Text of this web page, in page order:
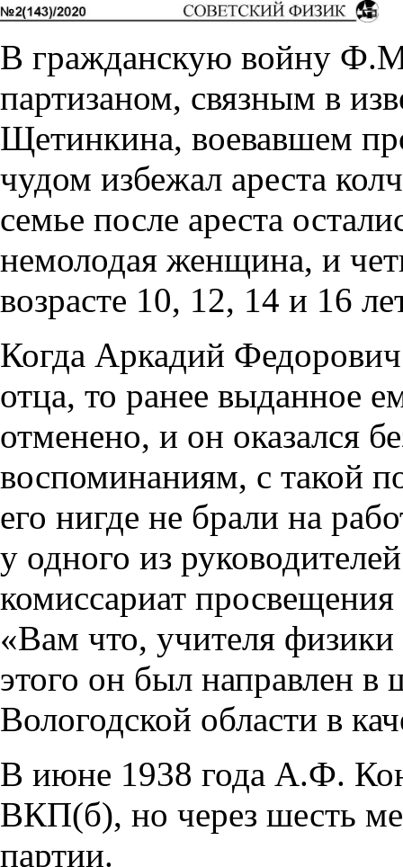
В гражданскую войну
партизаном, связным в
Щетинкина, воевавшем
чудом избежал ареста
семье после ареста
немолодая женщина, и
возрасте 10, 12, 14 и 16
Когда Аркадий
отца, то ранее выданное
отменено, и он оказался
воспоминаниям, с такой
его нигде не брали на
у одного из
комиссариат
«Вам что, учителя
этого он был направлен
Вологодской области в
В июне 1938 года А.Ф.
ВКП(б), но через шесть
партии.